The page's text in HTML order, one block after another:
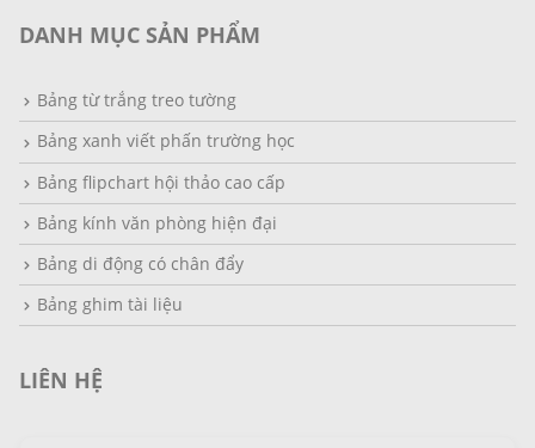
DANH MỤC SẢN PHẨM
Bảng từ trắng treo tường
Bảng xanh viết phấn trường học
Bảng flipchart hội thảo cao cấp
Bảng kính văn phòng hiện đại
Bảng di động có chân đẩy
Bảng ghim tài liệu
LIÊN HỆ